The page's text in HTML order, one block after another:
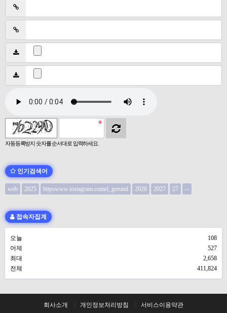
자동등록방지 숫자를 순서대로 입력하세요.
인기검색어
web 2025 httpswww.instagram.comel_gerund 2026 2027 27 --
접속자집계
오늘
108
어제
527
최대
2,658
전체
411,824
회사소개 개인정보처리방침 서비스이용약관